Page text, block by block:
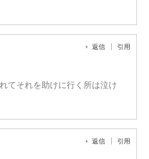
返信 引用
てそれを助けに行く所は泣け
返信 引用